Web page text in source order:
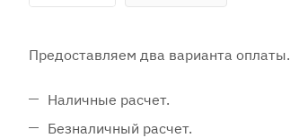
Предоставляем два варианта оплаты.
Наличные расчет.
Безналичный расчет.